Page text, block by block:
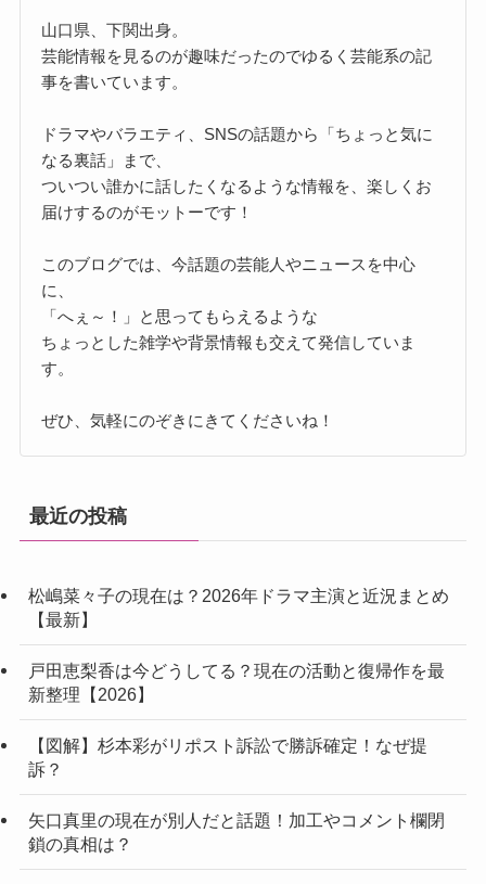
山口県、下関出身。
芸能情報を見るのが趣味だったのでゆるく芸能系の記
事を書いています。
ドラマやバラエティ、SNSの話題から「ちょっと気に
なる裏話」まで、
ついつい誰かに話したくなるような情報を、楽しくお
届けするのがモットーです！
このブログでは、今話題の芸能人やニュースを中心
に、
「へぇ～！」と思ってもらえるような
ちょっとした雑学や背景情報も交えて発信していま
す。
ぜひ、気軽にのぞきにきてくださいね！
最近の投稿
松嶋菜々子の現在は？2026年ドラマ主演と近況まとめ
【最新】
戸田恵梨香は今どうしてる？現在の活動と復帰作を最
新整理【2026】
【図解】杉本彩がリポスト訴訟で勝訴確定！なぜ提
訴？
矢口真里の現在が別人だと話題！加工やコメント欄閉
鎖の真相は？